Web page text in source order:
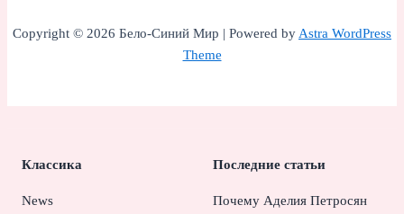
Copyright © 2026 Бело-Синий Мир | Powered byAstra WordPress
Theme
Классика
News
Последние статьи
Почему Аделия Петросян